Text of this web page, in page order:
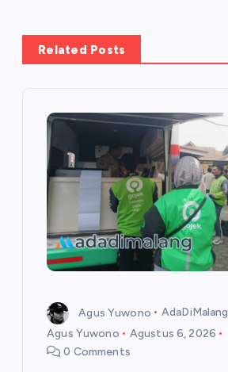
a
s
Related Posts
Agus Yuwono
AdaDiMalang
Agus Yuwono
Agustus 6, 2026
0 Comments